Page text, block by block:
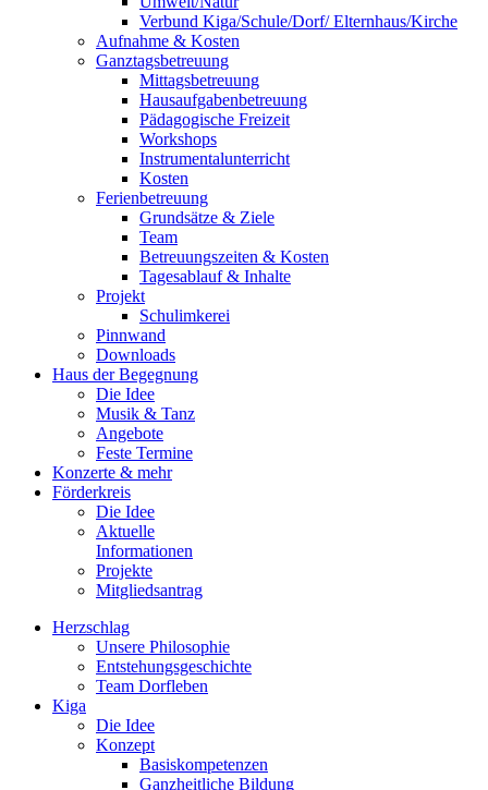
Verbund Kiga/Schule/Dorf/ Elternhaus/Kirche
Aufnahme & Kosten
Ganztagsbetreuung
Mittagsbetreuung
Hausaufgabenbetreuung
Pädagogische Freizeit
Workshops
Instrumentalunterricht
Kosten
Ferienbetreuung
Grundsätze & Ziele
Team
Betreuungszeiten & Kosten
Tagesablauf & Inhalte
Projekt
Schulimkerei
Pinnwand
Downloads
Haus der Begegnung
Die Idee
Musik & Tanz
Angebote
Feste Termine
Konzerte & mehr
Förderkreis
Die Idee
Aktuelle
Informationen
Projekte
Mitgliedsantrag
Herzschlag
Unsere Philosophie
Entstehungsgeschichte
Team Dorfleben
Kiga
Die Idee
Konzept
Basiskompetenzen
Ganzheitliche Bildung